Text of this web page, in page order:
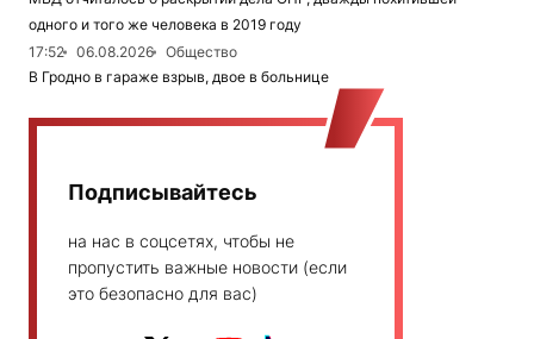
одного и того же человека в 2019 году
17:52
06.08.2026
Общество
В Гродно в гараже взрыв, двое в больнице
Подписывайтесь
на нас в соцсетях, чтобы не
пропустить важные новости (если
это безопасно для вас)